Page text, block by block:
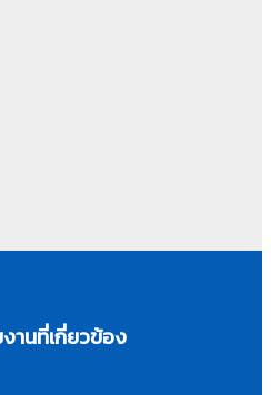
านที่เกี่ยวข้อง